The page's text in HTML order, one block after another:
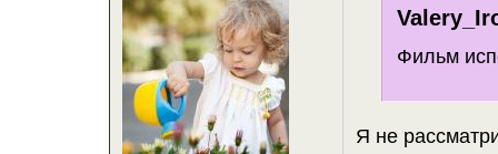
Фильм
Я не